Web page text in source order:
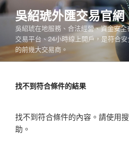
跳
至
內
吳紹琥外匯交易官網
吳紹琥在地服務、合法經營、資金安
交易平台、24小時線上開戶，是符合
的前幾大交易商。
找不到符合條件的結果
找不到符合條件的內容。請使用
助。